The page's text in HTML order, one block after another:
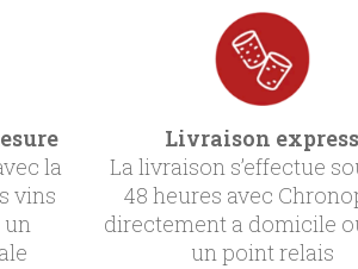
la
vins
un
Livraison express
La livraison s’effectue
48 heures avec
directement a domicile
un point relais